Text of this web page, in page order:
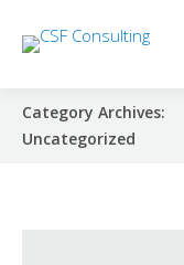
Category Archives:
Uncategorized